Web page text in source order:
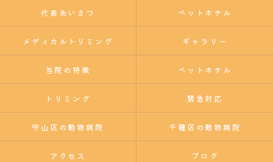
代表あいさつ ペットホテル
メディカルトリミング ギャラリー
当院の特徴 ペットホテル
トリミング 緊急対応
守山区の動物病院 千種区の動物病院
アクセス ブログ